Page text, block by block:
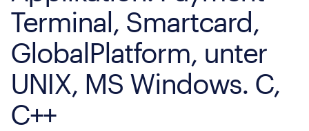
Terminal, Smartcard,
GlobalPlatform, unter
UNIX, MS Windows. C,
C++